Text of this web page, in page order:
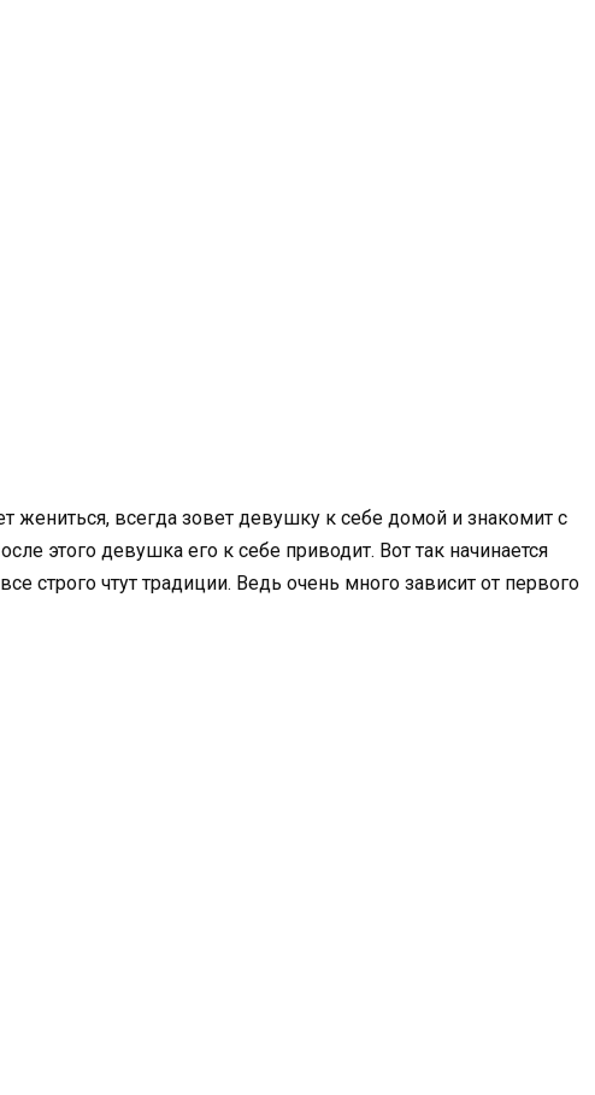
жениться, всегда зовет девушку к себе домой и знакомит с
этого девушка его к себе приводит. Вот так начинается
строго чтут традиции. Ведь очень много зависит от первого